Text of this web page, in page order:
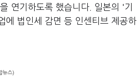
연기하도록 했습니다. 일본의 '기
에 법인세 감면 등 인센티브 제공하
뉴스)